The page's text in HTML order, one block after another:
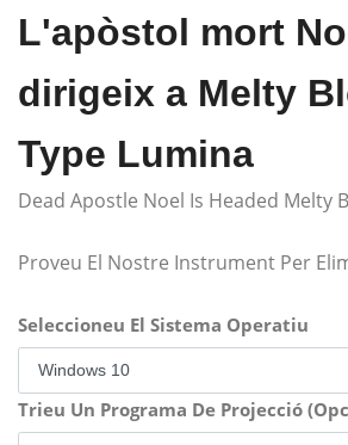
L'apòstol mort
dirigeix ​​a Melty
Type Lumina
Dead Apostle Noel Is Headed Melty
Proveu El Nostre Instrument Per
Seleccioneu El Sistema Operatiu
Trieu Un Programa De Projecció